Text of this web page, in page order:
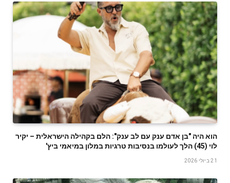
הוא היה "בן אדם ענק עם לב ענק": הלם בקהילה הישראלית – יקיר
לוי (45) הלך לעולמו בנסיבות טרגיות במלון במיאמי ביץ'
21 ביולי 2026